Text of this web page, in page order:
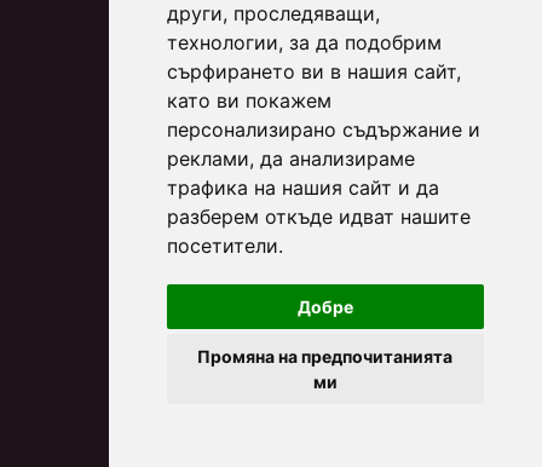
други, проследяващи,
технологии, за да подобрим
сърфирането ви в нашия сайт,
като ви покажем
персонализирано съдържание и
реклами, да анализираме
трафика на нашия сайт и да
разберем откъде идват нашите
посетители.
Добре
Промяна на предпочитанията
ми